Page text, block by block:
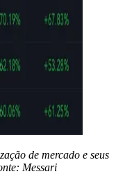
de mercado e seus
Messari